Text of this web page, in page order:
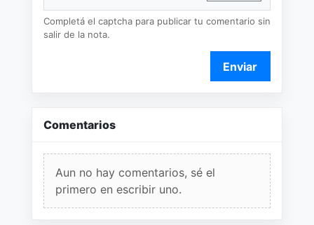
Completá el captcha para publicar tu comentario sin
salir de la nota.
Enviar
Comentarios
Aun no hay comentarios, sé el
primero en escribir uno.